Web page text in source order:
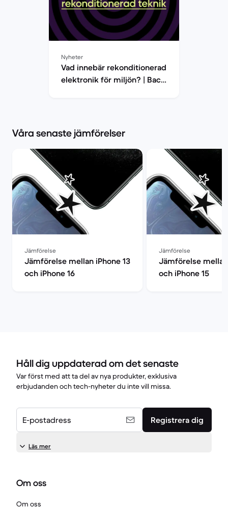
Nyheter
Vad innebär rekonditionerad
elektronik för miljön? | Back
Våra senaste jämförelser
Jämförelse
Jämförelse mellan iPhone 13
och iPhone 16
Jämförelse
Jämförelse mellan
och iPhone 15
Håll dig uppdaterad om det senaste
Var först med att ta del av nya produkter, exklusiva
erbjudanden och tech-nyheter du inte vill missa.
E-postadress Registrera dig
Läs mer
Om oss
Om oss